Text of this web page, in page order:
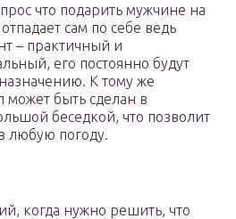
что подарить мужчине на
сам по себе ведь
– практичный и
его постоянно будут
К тому же
может быть сделан в
беседкой, что позволит
любую погоду.
когда нужно решить, что